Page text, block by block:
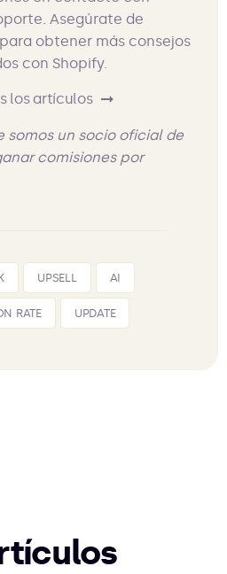
Asegúrate de
obtener más consejos
con Shopify.
los artículos
somos un socio oficial de
comisiones por
UPSELL AI
RATE UPDATE